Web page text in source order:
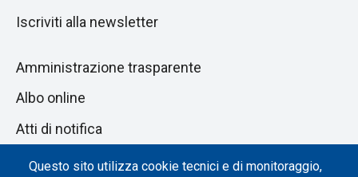
Questo sito utilizza cookie tecnici e di monitoraggio,
Iscriviti alla newsletter
Amministrazione trasparente
Albo online
Atti di notifica
Dichiarazione di accessibilità